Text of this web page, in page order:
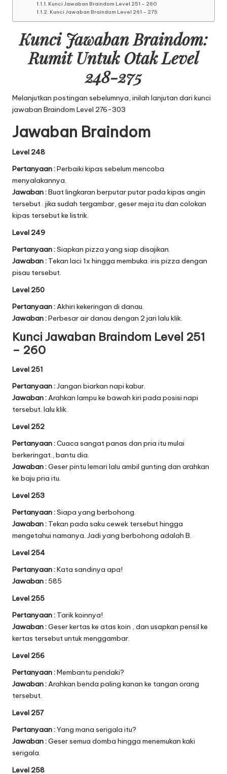
Kunci Jawaban Braindom Level 251 – 260
Kunci Jawaban Braindom Level 261 – 275
Kunci Jawaban Braindom:
Rumit Untuk Otak Level
248-275
Melanjutkan postingan sebelumnya, inilah lanjutan dari kunci
jawaban Braindom Level 276-303
Jawaban Braindom
Level 248
Pertanyaan :Perbaiki kipas sebelum mencoba
menyalakannya.
Jawaban :Buat lingkaran berputar putar pada kipas angin
tersebut . jika sudah tergambar, geser meja itu dan colokan
kipas tersebut ke listrik.
Level 249
Pertanyaan :Siapkan pizza yang siap disajikan.
Jawaban : Tekan laci 1x hingga membuka. iris pizza dengan
pisau tersebut.
Level 250
Pertanyaan :Akhiri kekeringan di danau.
Jawaban :Perbesar air danau dengan 2 jari lalu klik.
Kunci Jawaban Braindom Level 251
– 260
Level 251
Pertanyaan :Jangan biarkan napi kabur.
Jawaban :Arahkan lampu ke bawah kiri pada posisi napi
tersebut. lalu klik.
Level 252
Pertanyaan :Cuaca sangat panas dan pria itu mulai
berkeringat., bantu dia.
Jawaban :Geser pintu lemari lalu ambil gunting dan arahkan
ke baju pria itu.
Level 253
Pertanyaan :Siapa yang berbohong.
Jawaban : Tekan pada saku cewek tersebut hingga
mengetahui namanya. Jadi yang berbohong adalah B.
Level 254
Pertanyaan :Kata sandinya apa!
Jawaban : 585
Level 255
Pertanyaan : Tarik koinnya!
Jawaban :Geser kertas ke atas koin , dan usapkan pensil ke
kertas tersebut untuk menggambar.
Level 256
Pertanyaan :Membantu pendaki?
Jawaban :Arahkan benda paling kanan ke tangan orang
tersebut.
Level 257
Pertanyaan :Yang mana serigala itu?
Jawaban :Geser semua domba hingga menemukan kaki
serigala.
Level 258